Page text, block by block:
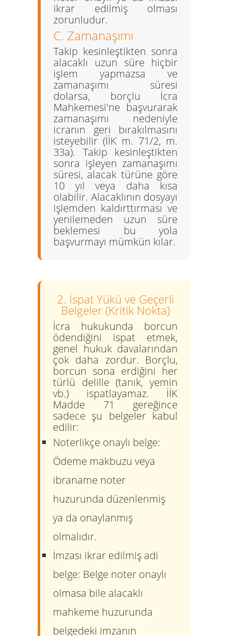
ikrar edilmiş olması
zorunludur.
C. Zamanaşımı
Takip kesinleştikten sonra
alacaklı uzun süre hiçbir
işlem yapmazsa ve
zamanaşımı süresi
dolarsa, borçlu İcra
Mahkemesi'ne başvurarak
zamanaşımı nedeniyle
icranın geri bırakılmasını
isteyebilir (İİK m. 71/2, m.
33a). Takip kesinleştikten
sonra işleyen zamanaşımı
süresi, alacak türüne göre
10 yıl veya daha kısa
olabilir. Alacaklının dosyayı
işlemden kaldırttırması ve
yenilemeden uzun süre
beklemesi bu yola
başvurmayı mümkün kılar.
2. İspat Yükü ve Geçerli
Belgeler (Kritik Nokta)
İcra hukukunda borcun
ödendiğini ispat etmek,
genel hukuk davalarından
çok daha zordur. Borçlu,
borcun sona erdiğini her
türlü delille (tanık, yemin
vb.) ispatlayamaz. İİK
Madde 71 gereğince
sadece şu belgeler kabul
edilir:
Noterlikçe onaylı belge:
Ödeme makbuzu veya
ibraname noter
huzurunda düzenlenmiş
ya da onaylanmış
olmalıdır.
İmzası ikrar edilmiş adi
belge: Belge noter onaylı
olmasa bile alacaklı
mahkeme huzurunda
belgedeki imzanın